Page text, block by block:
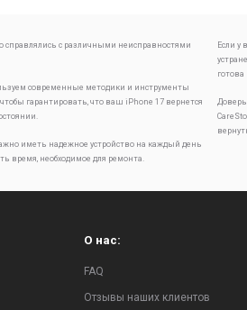
с различными неисправностями
современные методики и инструменты
гарантировать, что ваш iPhone 17 вернется
иметь надежное устройство на каждый день
время, необходимое для ремонта.
Если у
О нас:
FAQ
Отзывы наших клиентов